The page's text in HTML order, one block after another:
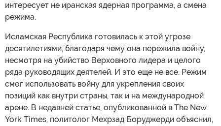
интересует не иранская ядерная программа, а смена
режима.
Исламская Республика готовилась к этой угрозе
десятилетиями, благодаря чему она пережила войну,
несмотря на убийство Верховного лидера и целого
ряда руководящих деятелей. И это еще не все. Режим
смог использовать войну для укрепления своих
позиций как внутри страны, так и на международной
арене. В недавней статье, опубликованной в The New
York Times, политолог Мехрзад Боруджерди объяснил,